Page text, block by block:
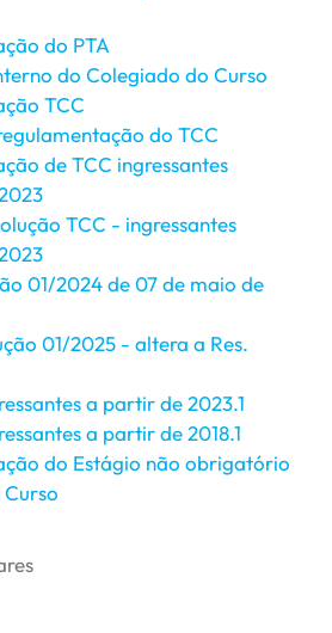
do PTA
do Colegiado do Curso
TCC
do TCC
de TCC ingressantes
TCC - ingressantes
01/2024 de 07 de maio de
01/2025 - altera a Res.
a partir de 2023.1
a partir de 2018.1
do Estágio não obrigatório